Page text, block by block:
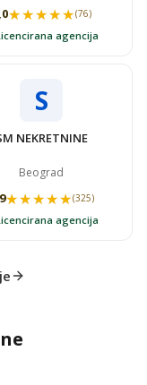
★★★★★
★★★★★(76)
agencija
S
NEKRETNINE
Beograd
★★★★★
★★★★★(325)
agencija